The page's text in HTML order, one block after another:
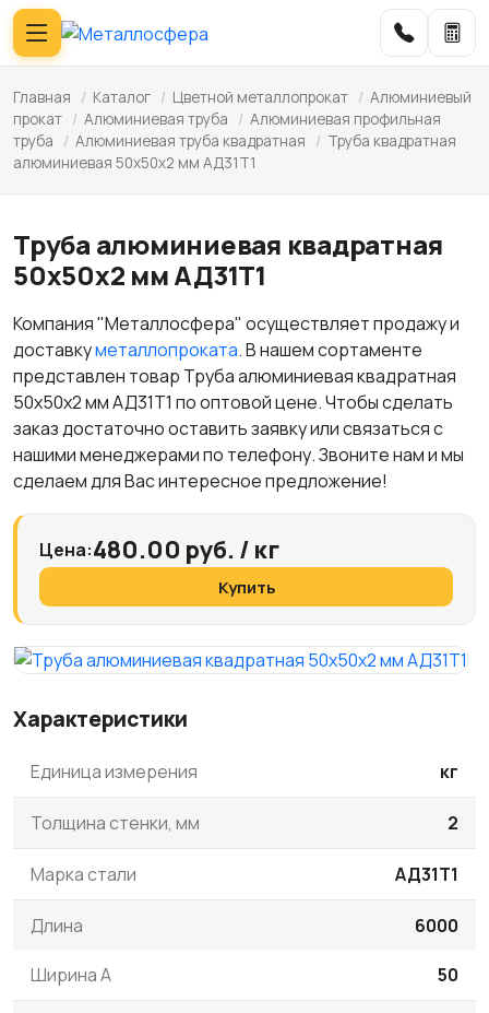
Главная / Каталог / Цветной металлопрокат / Алюминиевый
прокат / Алюминиевая труба / Алюминиевая профильная
труба
/ Алюминиевая труба квадратная / Труба квадратная
алюминиевая 50х50х2 мм АД31Т1
Труба алюминиевая квадратная
50х50х2 мм АД31Т1
Компания "Металлосфера" осуществляет продажу и
доставкуметаллопроката. В нашем сортаменте
представлен товар Труба алюминиевая квадратная
50х50х2 мм АД31Т1 по оптовой цене. Чтобы сделать
заказ достаточно оставить заявку или связаться с
нашими менеджерами по телефону. Звоните нам и мы
сделаем для Вас интересное предложение!
Цена:480.00 руб. / кг
Купить
Характеристики
Единица измерения кг
Толщина стенки, мм 2
Марка стали АД31Т1
Длина 6000
Ширина A 50